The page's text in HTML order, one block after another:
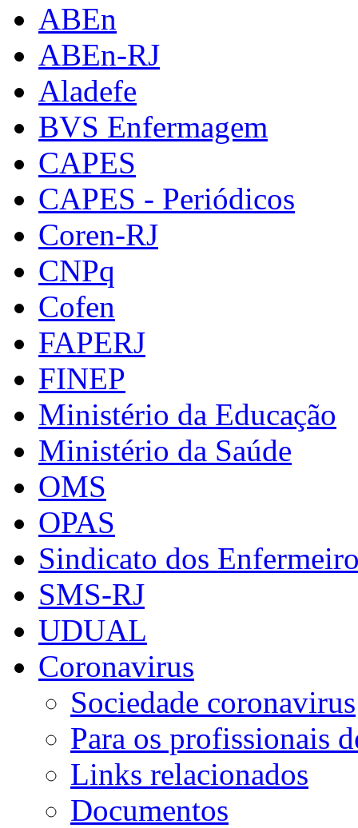
ABEn
ABEn-RJ
Aladefe
BVS Enfermagem
CAPES
CAPES - Periódicos
Coren-RJ
CNPq
Cofen
FAPERJ
FINEP
Ministério da Educação
Ministério da Saúde
OMS
OPAS
Sindicato dos
SMS-RJ
UDUAL
Coronavirus
Sociedade coronavirus
Para os profissionais
Links relacionados
Documentos